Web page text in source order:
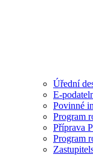
Úřední
E-
Povinné
Program
Příprava
Program